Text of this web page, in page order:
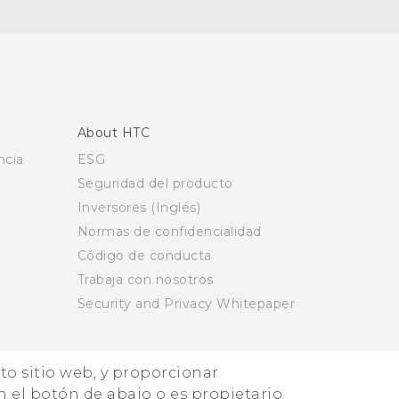
sitio web, y proporcionar
el botón de abajo o es propietario
About HTC
ESG
Seguridad del producto
Inversores (Inglés)
Normas de confidencialidad
Código de conducta
Trabaja con nosotros
Security and Privacy Whitepaper